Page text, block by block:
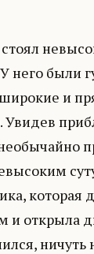
него были
и
Увидев
которая
открыла
ничуть